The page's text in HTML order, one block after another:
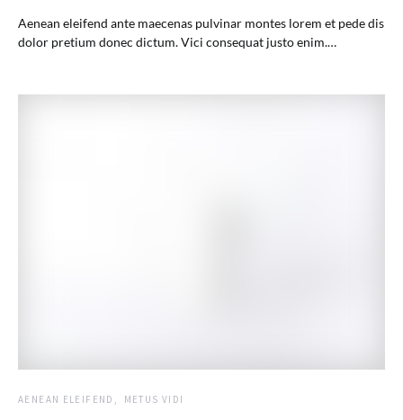
Aenean eleifend ante maecenas pulvinar montes lorem et pede dis
dolor pretium donec dictum. Vici consequat justo enim.…
AENEAN ELEIFEND METUS VIDI